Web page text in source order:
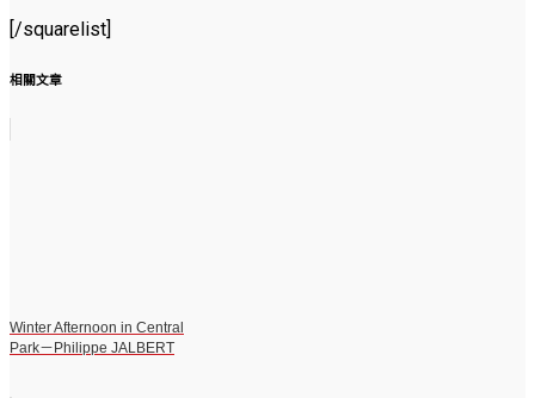
[/squarelist]
相關文章
Winter Afternoon in Central
Park－Philippe JALBERT